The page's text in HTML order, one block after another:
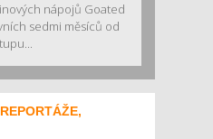
nápojů Goated
sedmi měsíců od